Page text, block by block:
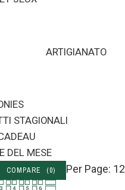
ARTIGIANATO
STAGIONALI
DEL MESE
COMPARE (0) Per Page: 12